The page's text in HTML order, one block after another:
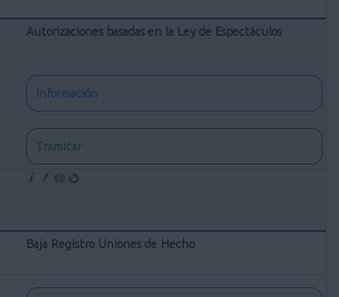
Autorizaciones basadas en la Ley de Espectáculos
Información
Tramitar
Baja Registro Uniones de Hecho